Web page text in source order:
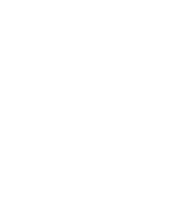
hotelu. Rozsah a kvalita uvedených služeb a